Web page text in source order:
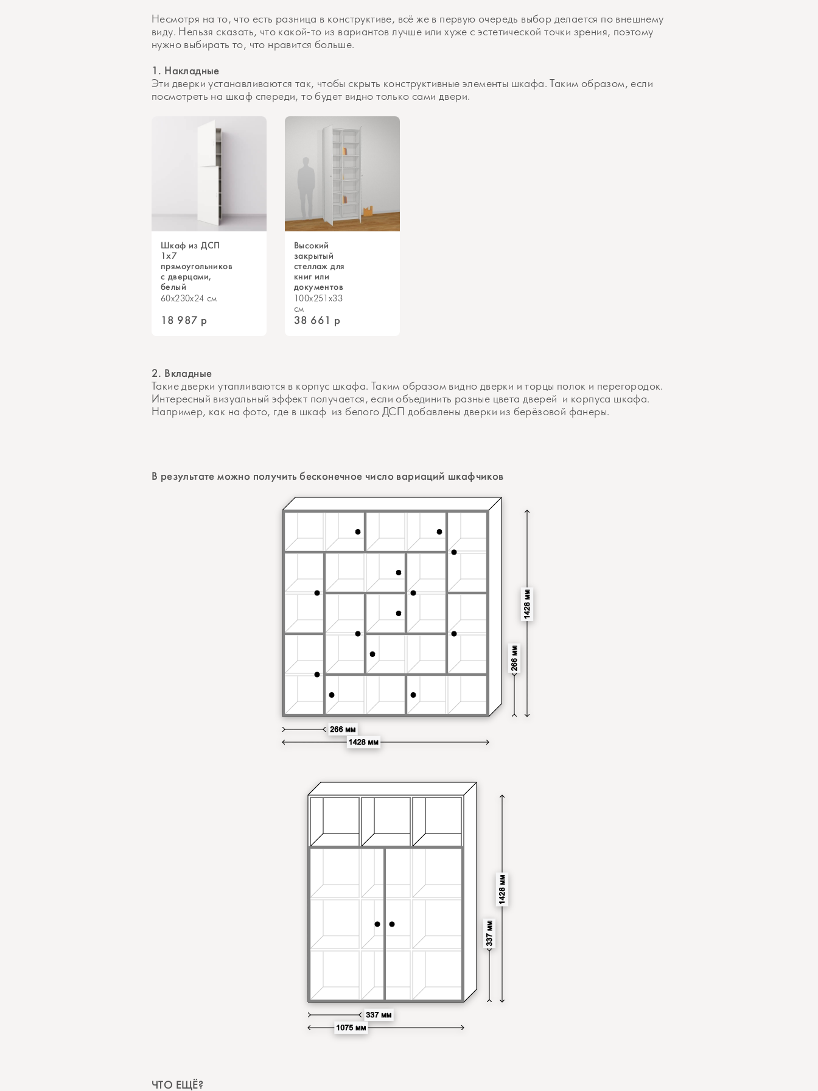
Несмотря на то, что есть разница в конструктиве, всё же в первую очередь выбор делается по внешнему
виду. Нельзя сказать, что какой-то из вариантов лучше или хуже с эстетической точки зрения, поэтому
нужно выбирать то, что нравится больше.
1. Накладные
Эти дверки устанавливаются так, чтобы скрыть конструктивные элементы шкафа. Таким образом, если
посмотреть на шкаф спереди, то будет видно только сами двери.
Шкаф из ДСП
1x7
прямоугольников
с дверцами,
белый
60x230x24 см
18 987 р
Высокий
закрытый
стеллаж для
книг или
документов
100x251x33
см
38 661 р
2. Вкладные
Такие дверки утапливаются в корпус шкафа. Таким образом видно дверки и торцы полок и перегородок.
Интересный визуальный эффект получается, если объединить разные цвета дверей и корпуса шкафа.
Например, как на фото, где в шкаф из белого ДСП добавлены дверки из берёзовой фанеры.
В результате можно получить бесконечное число вариаций шкафчиков
ЧТО ЕЩЁ?